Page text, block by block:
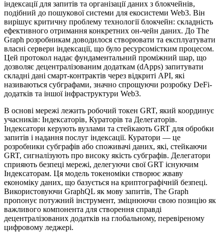
індексації для запитів та організації даних з блокчейнів,
подібний до пошукової системи для екосистеми Web3. Він
вирішує критичну проблему технології блокчейн: складність
ефективного отримання конкретних он-чейн даних. До The
Graph розробникам доводилося створювати та експлуатувати
власні сервери індексації, що було ресурсомістким процесом.
Цей протокол надає фундаментальний проміжний шар, що
дозволяє децентралізованим додаткам (dApps) запитувати
складні дані смарт-контрактів через відкриті API, які
називаються субграфами, значно спрощуючи розробку DeFi-
додатків та іншої інфраструктури Web3.
В основі мережі лежить робочий токен GRT, який координує
учасників: Індексаторів, Кураторів та Делегаторів.
Індексатори керують вузлами та стейкають GRT для обробки
запитів і надання послуг індексації. Куратори — це
розробники субграфів або споживачі даних, які, стейкаючи
GRT, сигналізують про високу якість субграфів. Делегатори
сприяють безпеці мережі, делегуючи свої GRT існуючим
Індексаторам. Ця модель токеноміки створює жваву
економіку даних, що базується на криптографічній безпеці.
Використовуючи GraphQL як мову запитів, The Graph
пропонує потужний інструмент, зміцнюючи свою позицію як
важливого компонента для створення справді
децентралізованих додатків на глобальному, перевіреному
цифровому леджері.